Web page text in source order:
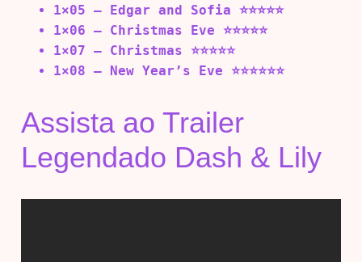
1×05 – Edgar and Sofia ⭐⭐⭐⭐⭐
1×06 – Christmas Eve ⭐⭐⭐⭐⭐
1×07 – Christmas ⭐⭐⭐⭐⭐
1×08 – New Year’s Eve ⭐⭐⭐⭐⭐⭐
Assista ao Trailer
Legendado Dash & Lily